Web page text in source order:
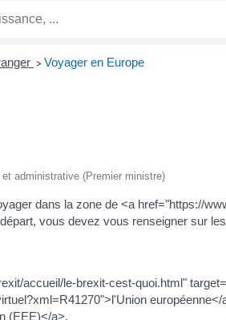
> Voyager en Europe
administrative (Premier ministre)
dans la zone de <a href="https://
vous devez vous renseigner sur
accueil/le-brexit-cest-quoi.html"
(EEE)</a>.